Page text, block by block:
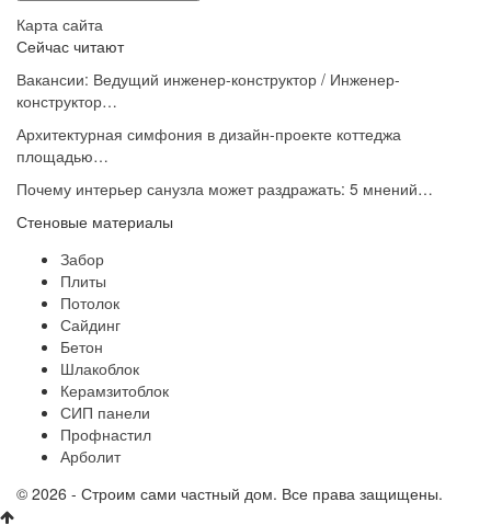
Карта сайта
Сейчас читают
Вакансии: Ведущий инженер-конструктор / Инженер-
конструктор…
Архитектурная симфония в дизайн-проекте коттеджа
площадью…
Почему интерьер санузла может раздражать: 5 мнений…
Стеновые материалы
Забор
Плиты
Потолок
Сайдинг
Бетон
Шлакоблок
Керамзитоблок
СИП панели
Профнастил
Арболит
© 2026 - Строим сами частный дом. Все права защищены.